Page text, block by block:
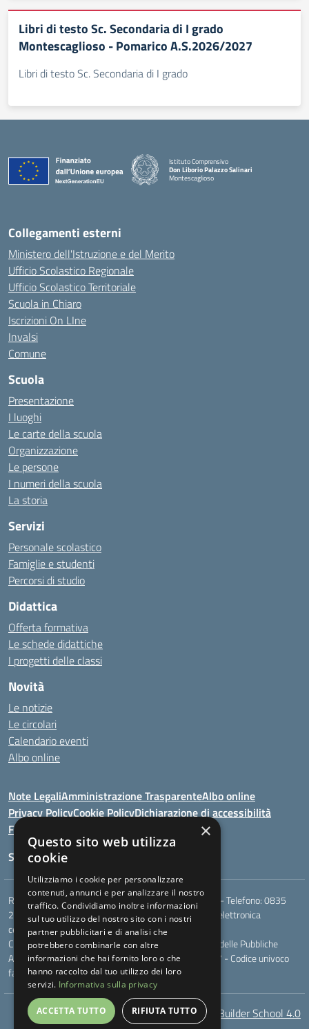
Libri di testo Sc. Secondaria di I grado
Montescaglioso - Pomarico A.S.2026/2027
Libri di testo Sc. Secondaria di I grado
Istituto Comprensivo
Don Liborio Palazzo Salinari
Montescaglioso
Collegamenti esterni
Ministero dell'Istruzione e del Merito
Ufficio Scolastico Regionale
Ufficio Scolastico Territoriale
Scuola in Chiaro
Iscrizioni On LIne
Invalsi
Comune
Scuola
Presentazione
I luoghi
Le carte della scuola
Organizzazione
Le persone
I numeri della scuola
La storia
Servizi
Personale scolastico
Famiglie e studenti
Percorsi di studio
Didattica
Offerta formativa
Le schede didattiche
I progetti delle classi
Novità
Le notizie
Le circolari
Calendario eventi
Albo online
Note LegaliAmministrazione TrasparenteAlbo online
Privacy PolicyCookie PolicyDichiarazione di accessibilità
Feedback
Seguici su:
Rione Marco Polo, snc - 75024 Montescaglioso (MT) - Telefono:0835
207109- Email:mtic823003@istruzione.it- Posta elettronica
certificata (PEC):mtic823003@pec.istruzione.it
Codice meccanografico: MTIC823003 - Codice Indice delle Pubbliche
Amministrazioni (IPA): - Codice fiscale 93049170777 - Codice univoco
fatturazione elettronica (CUF): UF044V
AcceBuilder School 4.0
×
Questo sito web utilizza
cookie
Utilizziamo i cookie per personalizzare
contenuti, annunci e per analizzare il nostro
traffico. Condividiamo inoltre informazioni
sul tuo utilizzo del nostro sito con i nostri
partner pubblicitari e di analisi che
potrebbero combinarle con altre
informazioni che hai fornito loro o che
hanno raccolto dal tuo utilizzo dei loro
servizi. Informativa sulla privacy
ACCETTA TUTTO RIFIUTA TUTTO